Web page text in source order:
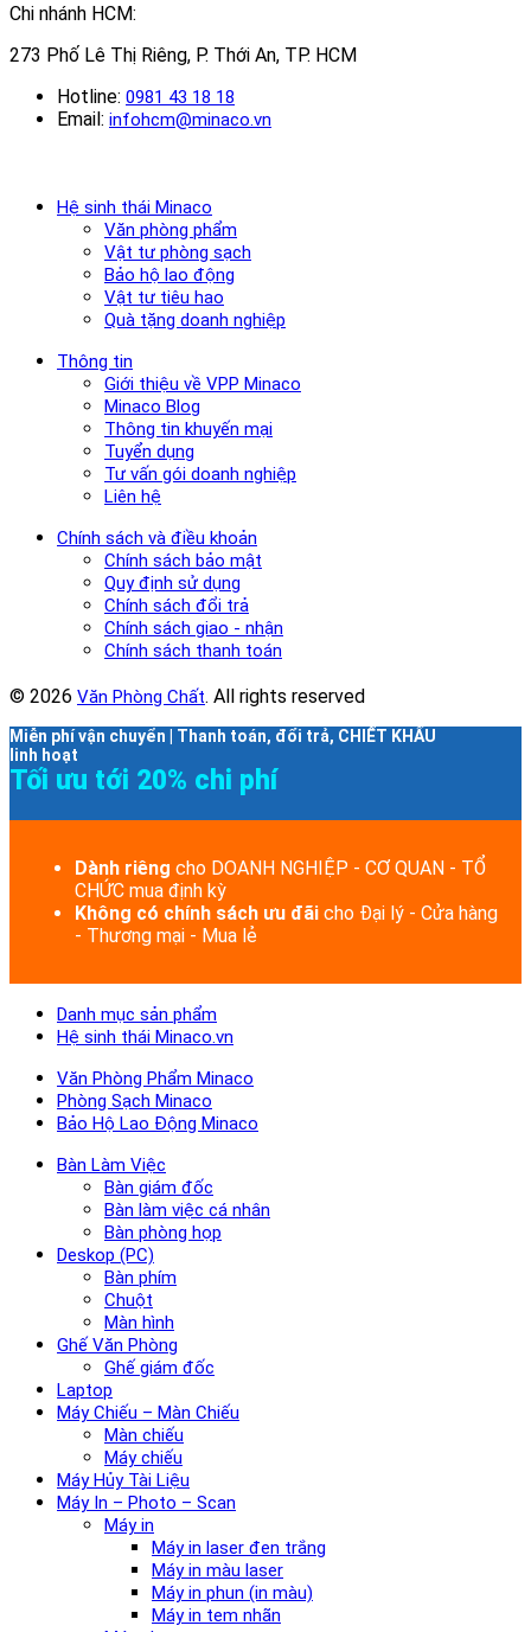
Chi nhánh HCM:
273 Phố Lê Thị Riêng, P. Thới An, TP. HCM
Hotline: 0981 43 18 18
Email: infohcm@minaco.vn
Hệ sinh thái Minaco
Văn phòng phẩm
Vật tư phòng sạch
Bảo hộ lao động
Vật tư tiêu hao
Quà tặng doanh nghiệp
Thông tin
Giới thiệu về VPP Minaco
Minaco Blog
Thông tin khuyến mại
Tuyển dụng
Tư vấn gói doanh nghiệp
Liên hệ
Chính sách và điều khoản
Chính sách bảo mật
Quy định sử dụng
Chính sách đổi trả
Chính sách giao - nhận
Chính sách thanh toán
© 2026 Văn Phòng Chất. All rights reserved
Miễn phí vận chuyển | Thanh toán, đổi trả, CHIẾT KHẤU
linh hoạt
Tối ưu tới 20% chi phí
Dành riêng cho DOANH NGHIỆP - CƠ QUAN - TỔ
CHỨC mua định kỳ
Không có chính sách ưu đãi cho Đại lý - Cửa hàng
- Thương mại - Mua lẻ
Danh mục sản phẩm
Hệ sinh thái Minaco.vn
Văn Phòng Phẩm Minaco
Phòng Sạch Minaco
Bảo Hộ Lao Động Minaco
Bàn Làm Việc
Bàn giám đốc
Bàn làm việc cá nhân
Bàn phòng họp
Deskop (PC)
Bàn phím
Chuột
Màn hình
Ghế Văn Phòng
Ghế giám đốc
Laptop
Máy Chiếu – Màn Chiếu
Màn chiếu
Máy chiếu
Máy Hủy Tài Liệu
Máy In – Photo – Scan
Máy in
Máy in laser đen trắng
Máy in màu laser
Máy in phun (in màu)
Máy in tem nhãn